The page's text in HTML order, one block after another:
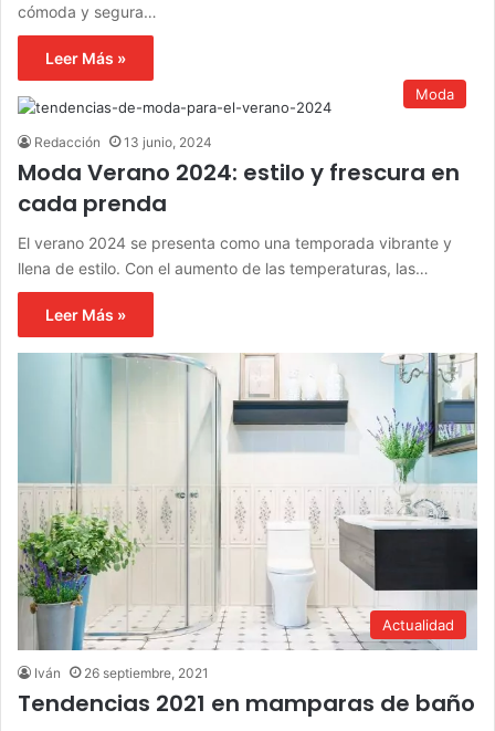
cómoda y segura…
Leer Más »
Moda
Redacción 13 junio, 2024
Moda Verano 2024: estilo y frescura en
cada prenda
El verano 2024 se presenta como una temporada vibrante y
llena de estilo. Con el aumento de las temperaturas, las…
Leer Más »
Actualidad
Iván 26 septiembre, 2021
Tendencias 2021 en mamparas de baño